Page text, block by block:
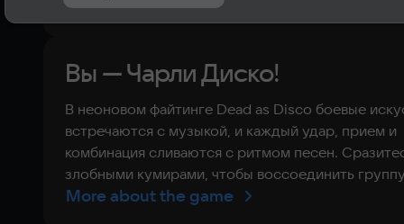
Вы — Чарли Диско!
В неоновом файтинге Dead as Disco боевые
встречаются с музыкой, и каждый удар, прием и
комбинация сливаются с ритмом песен.
злобными кумирами, чтобы воссоединить
More about the game